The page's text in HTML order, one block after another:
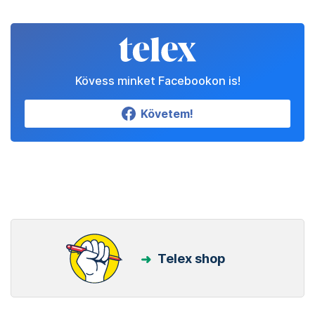
Kövess minket Facebookon is!
Követem!
Telex shop